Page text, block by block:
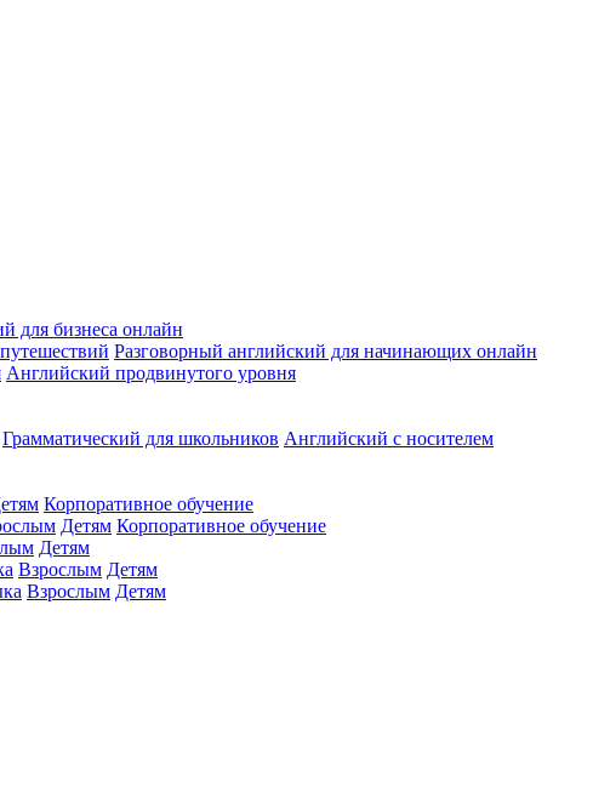
для бизнеса онлайн
Разговорный английский для начинающих онлайн
Английский продвинутого уровня
Грамматический для школьников Английский с носителем
Корпоративное обучение
Детям Корпоративное обучение
Детям
Взрослым Детям
Взрослым Детям